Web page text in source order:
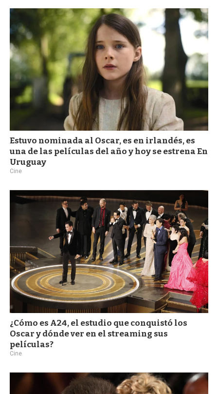
d
a
Estuvo nominada al Oscar, es en irlandés, es
una de las películas del año y hoy se estrena En
Uruguay
Cine
¿Cómo es A24, el estudio que conquistó los
Oscar y dónde ver en el streaming sus
películas?
Cine